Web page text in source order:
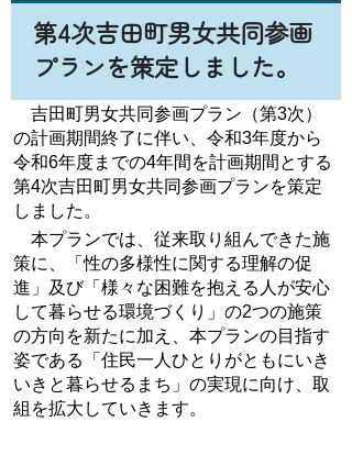
第4次吉田町男女共同参画
プランを策定しました。
吉田町男女共同参画プラン（第3次）
の計画期間終了に伴い、令和3年度から
令和6年度までの4年間を計画期間とする
第4次吉田町男女共同参画プランを策定
しました。
本プランでは、従来取り組んできた施
策に、
「性の多様性に関する理解の促
進」
及び「様々な困難を抱える人が安心
して暮らせる環境づくり」 の2つの施策
の方向を新たに加え、本プランの目指す
姿である
「住民一人ひとりがともにいき
いきと暮らせるまち」 の実現に向け、取
組を拡大していきます。